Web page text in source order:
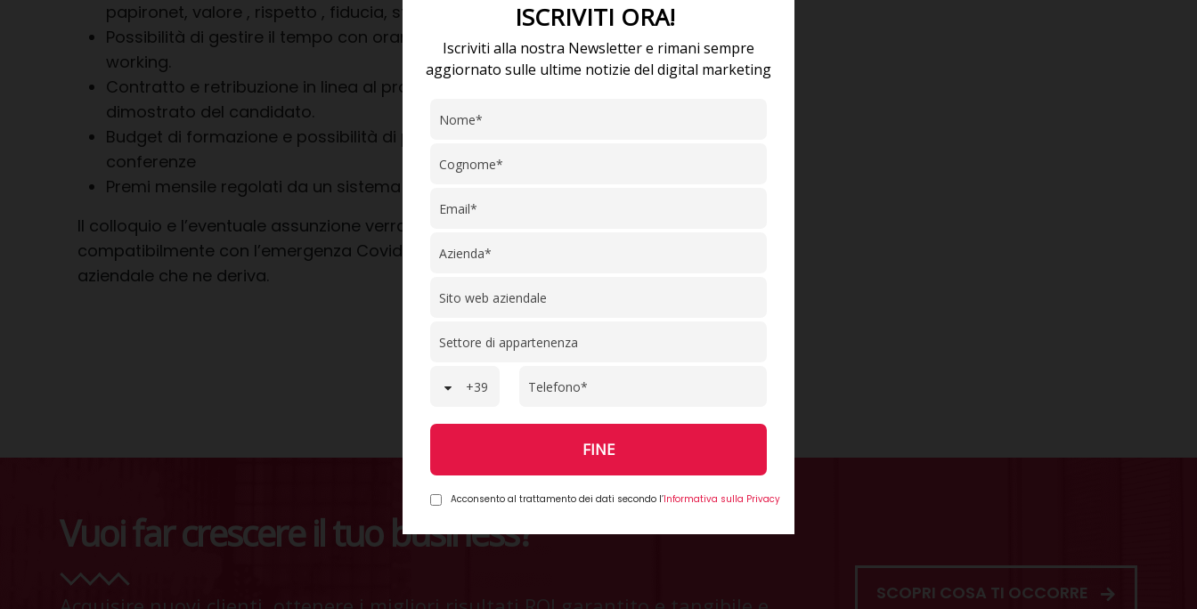
papironet, valore , rispetto , fiducia, stima, lealtà.
Possibilità di gestire il tempo con orari flessibili e con smart
working.
Contratto e retribuzione in linea al profilo e al livello di esperienza
dimostrato del candidato.
Budget di formazione e possibilità di partecipare a eventi e
conferenze
Premi mensile regolati da un sistema premiante aziendale.
Il colloquio e l’eventuale assunzione verranno effettuati
compatibilmente con l’emergenza Covid-19 e con l’organizzazione
aziendale che ne deriva.
Vuoi far crescere il tuo business?
SCOPRI COSA TI OCCORRE
ISCRIVITI ORA!
Iscriviti alla nostra Newsletter e rimani sempre
aggiornato sulle ultime notizie del digital marketing
FINE
Acconsento al trattamento dei dati secondo l’Informativa sulla Privacy